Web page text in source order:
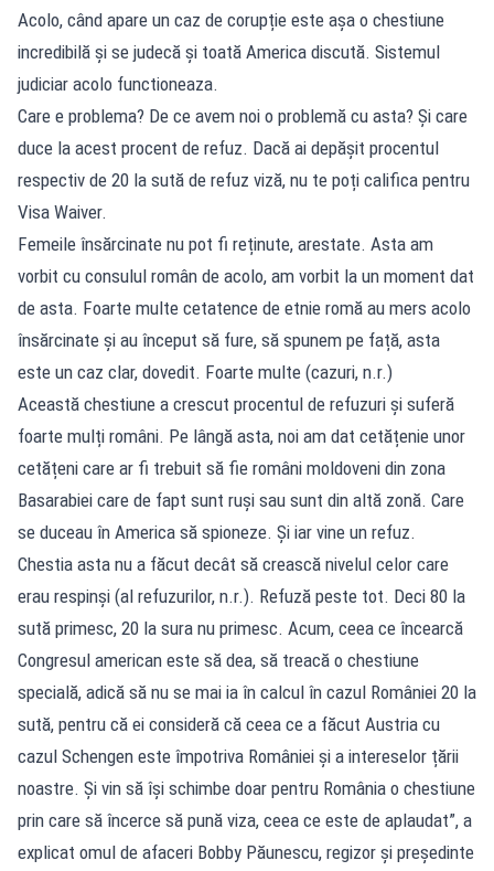
Acolo, când apare un caz de corupție este așa o chestiune
incredibilă și se judecă și toată America discută. Sistemul
judiciar acolo functioneaza.
Care e problema? De ce avem noi o problemă cu asta? Și care
duce la acest procent de refuz. Dacă ai depășit procentul
respectiv de 20 la sută de refuz viză, nu te poți califica pentru
Visa Waiver.
Femeile însărcinate nu pot fi reținute, arestate. Asta am
vorbit cu consulul român de acolo, am vorbit la un moment dat
de asta. Foarte multe cetatence de etnie romă au mers acolo
însărcinate și au început să fure, să spunem pe față, asta
este un caz clar, dovedit. Foarte multe (cazuri, n.r.)
Această chestiune a crescut procentul de refuzuri și suferă
foarte mulți români. Pe lângă asta, noi am dat cetățenie unor
cetățeni care ar fi trebuit să fie români moldoveni din zona
Basarabiei care de fapt sunt ruși sau sunt din altă zonă. Care
se duceau în America să spioneze. Și iar vine un refuz.
Chestia asta nu a făcut decât să crească nivelul celor care
erau respinși (al refuzurilor, n.r.). Refuză peste tot. Deci 80 la
sută primesc, 20 la sura nu primesc. Acum, ceea ce încearcă
Congresul american este să dea, să treacă o chestiune
specială, adică să nu se mai ia în calcul în cazul României 20 la
sută, pentru că ei consideră că ceea ce a făcut Austria cu
cazul Schengen este împotriva României și a intereselor țării
noastre. Și vin să își schimbe doar pentru România o chestiune
prin care să încerce să pună viza, ceea ce este de aplaudat”, a
explicat omul de afaceri Bobby Păunescu, regizor și președinte